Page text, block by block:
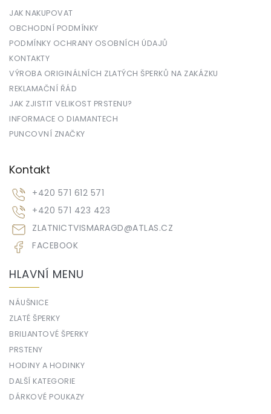
JAK NAKUPOVAT
OBCHODNÍ PODMÍNKY
PODMÍNKY OCHRANY OSOBNÍCH ÚDAJŮ
KONTAKTY
VÝROBA ORIGINÁLNÍCH ZLATÝCH ŠPERKŮ NA ZAKÁZKU
REKLAMAČNÍ ŘÁD
JAK ZJISTIT VELIKOST PRSTENU?
INFORMACE O DIAMANTECH
PUNCOVNÍ ZNAČKY
Kontakt
ZLATNICTVISMARAGD@ATLAS.CZ
+420 571 612 571
+420 571 423 423
FACEBOOK
HLAVNÍ MENU
NÁUŠNICE
ZLATÉ ŠPERKY
BRILIANTOVÉ ŠPERKY
PRSTENY
HODINY A HODINKY
DALŠÍ KATEGORIE
DÁRKOVÉ POUKAZY